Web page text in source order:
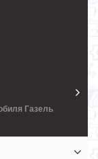
Газель